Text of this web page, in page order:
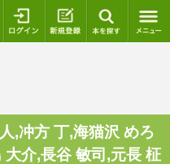
ログイン 新規登録
,冲方 丁,海猫沢 めろ
大介,長谷 敏司,元長 柾